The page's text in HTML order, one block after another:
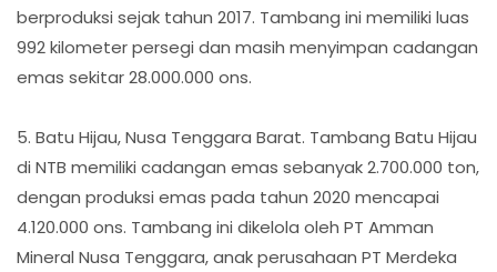
berproduksi sejak tahun 2017. Tambang ini memiliki luas
992 kilometer persegi dan masih menyimpan cadangan
emas sekitar 28.000.000 ons.
5. Batu Hijau, Nusa Tenggara Barat. Tambang Batu Hijau
di NTB memiliki cadangan emas sebanyak 2.700.000 ton,
dengan produksi emas pada tahun 2020 mencapai
4.120.000 ons. Tambang ini dikelola oleh PT Amman
Mineral Nusa Tenggara, anak perusahaan PT Merdeka